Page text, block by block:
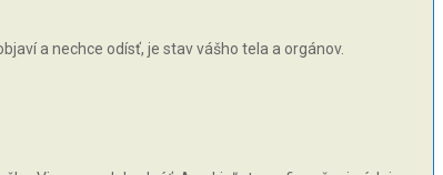
a nechce odísť, je stav vášho tela a orgánov.